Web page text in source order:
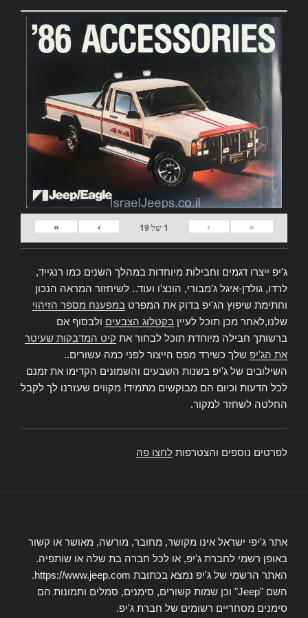
«
‹
1 של19
›
»
ג'יפ ייצרו דגמים וחבילות מיוחדות במהלך השנים כמו רנגייד,
לרדו, גולדן-איגל ג'מבורי, הונצ'ו ועוד.. לשיחזור המראה הנכון
וחתימת שיפוץ הג'יפ בדוק את המפרט במפענח מספר הזיהוי
שלנו,לאחר מכן תוכל לעיין בקטלוג הצבעים ולבסוף אם
ברשותך חבילה מיוחדת תוכל לבחור את קיט המדבקות שעיטר
את הג'יפ שלך כשירד מפס הייצור לפני כמה עשורים..
השילובים של ג'יפ בשנות השבעים והשמונים הקדימו את זמנם
לכל הדעות וכיום הם מבוקשים מתמיד! מקווים שעזרנו לך לקבל
החלטה לשחזר למקור.
לפרטים נוספים והצטרפות לחצו פה
אתר ג'יפי ישראל אינו מקושר, מחובר, מורשה, מאושר או קשור
באופן רשמי לחברת ג'יפ, או לכל חברה בת שלה או שותפיה.
האתר הרשמי של ג'יפ נמצא בכתובת https://www.jeep.com.
השם "Jeep" וכן שמות קשורים, סימנים, סמלים ותמונות הם
סימנים מסחריים רשומים של חברת ג'יפ.